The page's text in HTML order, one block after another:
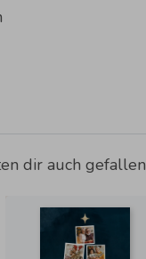
dir auch gefallen